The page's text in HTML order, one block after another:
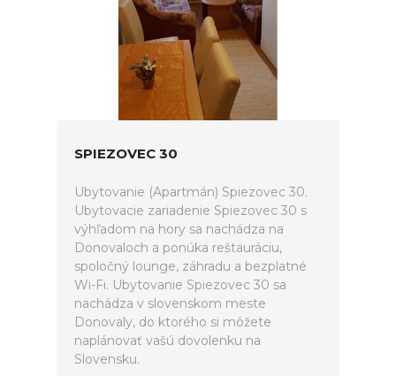
SPIEZOVEC 30
Ubytovanie (Apartmán) Spiezovec 30.
Ubytovacie zariadenie Spiezovec 30 s
výhľadom na hory sa nachádza na
Donovaloch a ponúka reštauráciu,
spoločný lounge, záhradu a bezplatné
Wi-Fi. Ubytovanie Spiezovec 30 sa
nachádza v slovenskom meste
Donovaly, do ktorého si môžete
naplánovať vašú dovolenku na
Slovensku.